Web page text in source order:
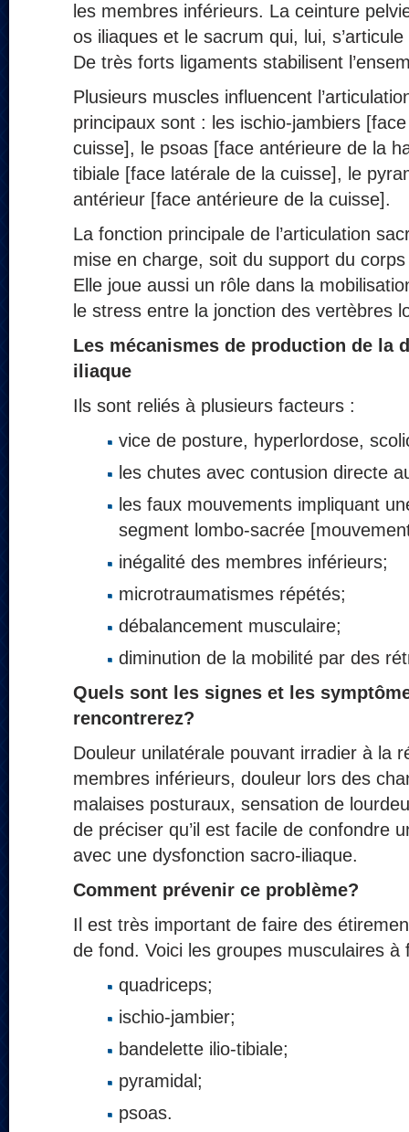
les membres inférieurs. La ceinture
os iliaques et le sacrum qui, lui,
De très forts ligaments stabilisent
Plusieurs muscles influencent
principaux sont : les ischio-jambiers
cuisse], le psoas [face antérieure de la
tibiale [face latérale de la cuisse], le
antérieur [face antérieure de la cuisse].
La fonction principale de l’articulation
mise en charge, soit du support du
Elle joue aussi un rôle dans la
le stress entre la jonction des vertèbres
Les mécanismes de production de la
iliaque
Ils sont reliés à plusieurs facteurs :
vice de posture, hyperlordose,
les chutes avec contusion directe
les faux mouvements impliquant
segment lombo-sacrée
inégalité des membres inférieurs;
microtraumatismes répétés;
débalancement musculaire;
diminution de la mobilité par des
Quels sont les signes et les
rencontrerez?
Douleur unilatérale pouvant irradier à la
membres inférieurs, douleur lors des
malaises posturaux, sensation de
de préciser qu’il est facile de confondre
avec une dysfonction sacro-iliaque.
Comment prévenir ce problème?
Il est très important de faire des
de fond. Voici les groupes musculaires à
quadriceps;
ischio-jambier;
bandelette ilio-tibiale;
pyramidal;
psoas.